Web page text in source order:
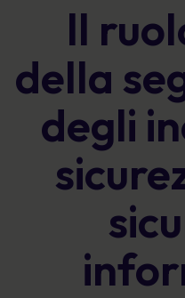
Il
della
degli